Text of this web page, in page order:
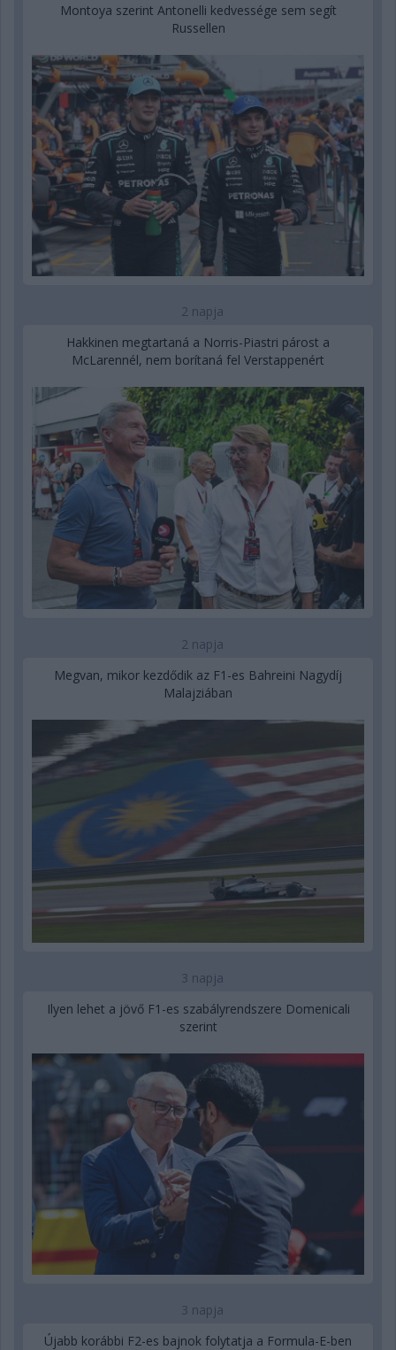
Montoya szerint Antonelli kedvessége sem segít
Russellen
2 napja
Hakkinen megtartaná a Norris-Piastri párost a
McLarennél, nem borítaná fel Verstappenért
2 napja
Megvan, mikor kezdődik az F1-es Bahreini Nagydíj
Malajziában
3 napja
Ilyen lehet a jövő F1-es szabályrendszere Domenicali
szerint
3 napja
Újabb korábbi F2-es bajnok folytatja a Formula-E-ben